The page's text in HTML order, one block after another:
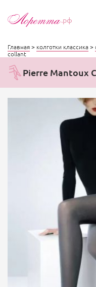
.рф
Главная> колготки классика>
collant
Pierre Mantoux